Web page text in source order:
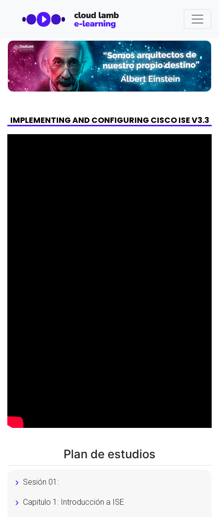
IMPLEMENTING AND CONFIGURING CISCO ISE V3.3
Plan de estudios
Sesión 01:
Capitulo 1: Introducción a ISE